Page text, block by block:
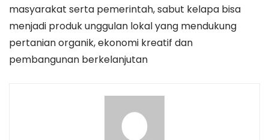
masyarakat serta pemerintah, sabut kelapa bisa
menjadi produk unggulan lokal yang mendukung
pertanian organik, ekonomi kreatif dan
pembangunan berkelanjutan